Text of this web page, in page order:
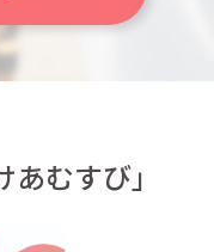
むすび」